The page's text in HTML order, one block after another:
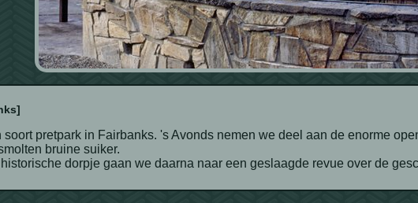
bruine suiker.
historische dorpje gaan we daarna naar een geslaagde revue over de